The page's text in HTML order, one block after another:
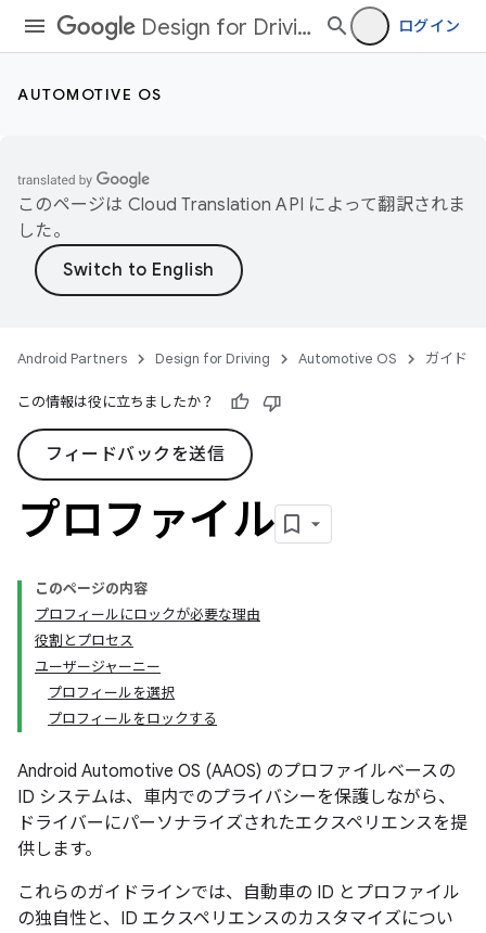
Design for Driving ログイン
AUTOMOTIVE OS
このページは Cloud Translation API によって翻訳されま
した。
Android Partners Design for Driving Automotive OS ガイド
この情報は役に立ちましたか？
フィードバックを送信
プロファイル
このページの内容
プロフィールにロックが必要な理由
役割とプロセス
ユーザージャーニー
プロフィールを選択
プロフィールをロックする
Android Automotive OS (AAOS) のプロファイルベースの
ID システムは、車内でのプライバシーを保護しながら、
ドライバーにパーソナライズされたエクスペリエンスを提
供します。
これらのガイドラインでは、自動車の ID とプロファイル
の独自性と、ID エクスペリエンスのカスタマイズについ